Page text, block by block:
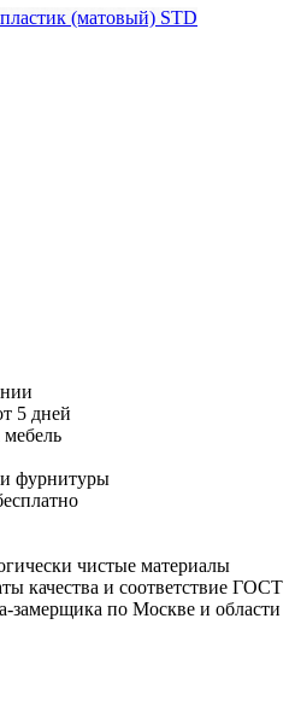
(матовый) STD
5 дней
мебель
фурнитуры
чистые материалы
качества и соответствие ГОСТ
замерщика по Москве и области